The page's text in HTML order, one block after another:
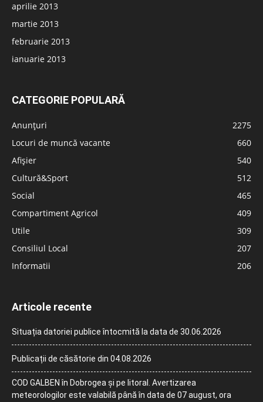
aprilie 2013
martie 2013
februarie 2013
ianuarie 2013
CATEGORIE POPULARĂ
Anunțuri
2275
Locuri de muncă vacante
660
Afișier
540
Cultură&Sport
512
Social
465
Compartiment Agricol
409
Utile
309
Consiliul Local
207
Informatii
206
Articole recente
Situația datoriei publice întocmită la data de 30.06.2026
Publicații de căsătorie din 04.08.2026
COD GALBEN în Dobrogea și pe litoral. Avertizarea
meteorologilor este valabilă până în data de 07 august, ora